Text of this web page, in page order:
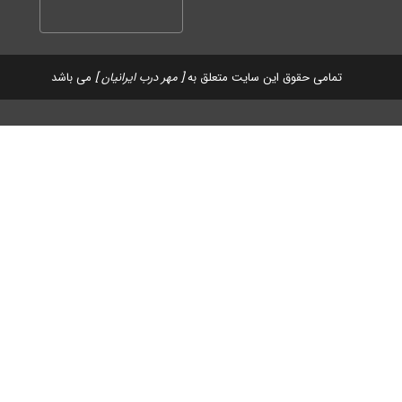
تمامی حقوق این سایت متعلق به[ مهر درب ایرانیان ] می باشد